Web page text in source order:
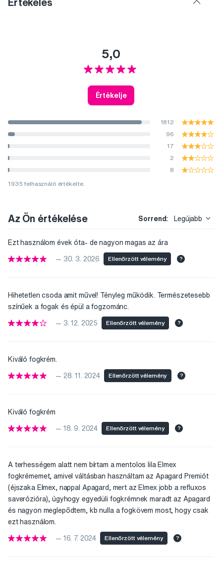
Értékelés
5,0
Értékelje
1812
96
17
2
8
1935 felhasználó értékelte.
Az Ön értékelése Sorrend: Legújabb
Ezt használom évek óta- de nagyon magas az ára
— 30. 3. 2026 Ellenőrzött vélemény ?
Hihetetlen csoda amit művel! Tényleg működik. Természetesebb
színűek a fogak és épül a fogzománc.
— 3. 12. 2025 Ellenőrzött vélemény ?
Kiváló fogkrém.
— 28. 11. 2024 Ellenőrzött vélemény ?
Kiváló fogkrém
— 18. 9. 2024 Ellenőrzött vélemény ?
A terhességem alatt nem bírtam a mentolos lila Elmex
fogkrémemet, amivel váltásban használtam az Apagard Premiót
(éjszaka Elmex, nappal Apagard, mert az Elmex jobb a refluxos
saverózióra), úgyhogy egyedüli fogkrémnek maradt az Apagard
és nagyon meglepődtem, kb nulla a fogkövem most, hogy csak
ezt használom.
— 16. 7. 2024 Ellenőrzött vélemény ?